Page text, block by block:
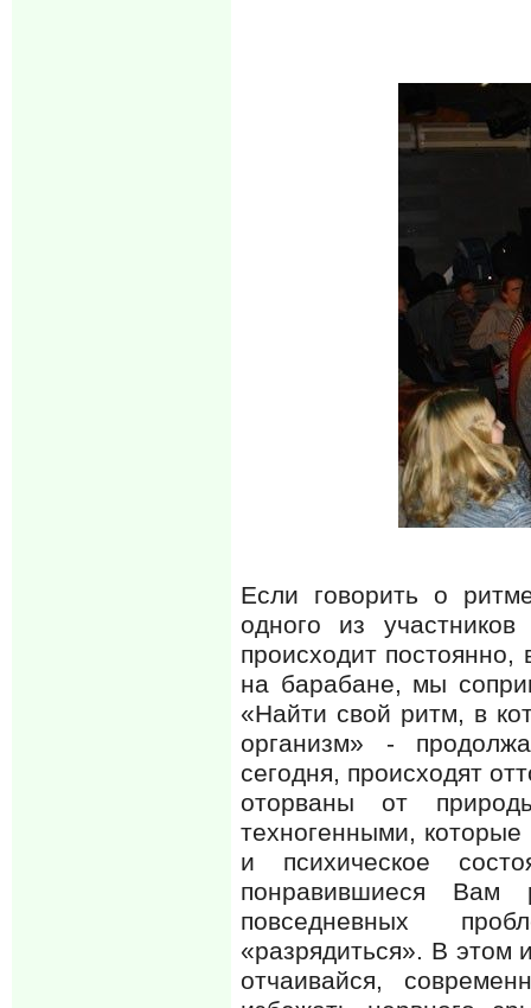
Если говорить о
одного из
происходит
на барабане, мы
«Найти свой ритм, в
организм» -
сегодня, происходят
оторваны от
техногенными,
и психическое
понравившиеся Вам
повседневных
«разрядиться». В этом
отчаивайся,